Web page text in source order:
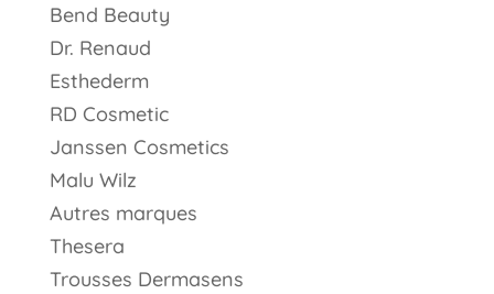
Bend Beauty
Dr. Renaud
Esthederm
RD Cosmetic
Janssen Cosmetics
Malu Wilz
Autres marques
Thesera
Trousses Dermasens